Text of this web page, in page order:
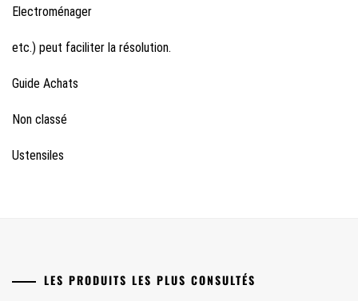
Electroménager
etc.) peut faciliter la résolution.
Guide Achats
Non classé
Ustensiles
LES PRODUITS LES PLUS CONSULTÉS